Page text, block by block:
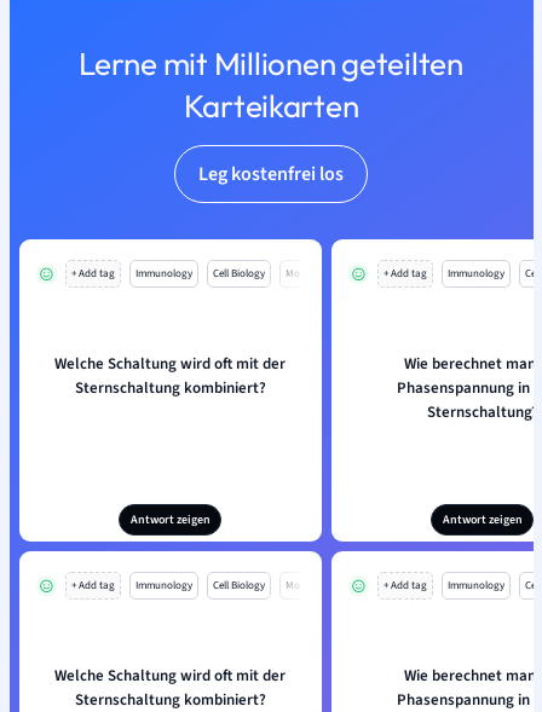
Lerne mit Millionen geteilten
Karteikarten
Leg kostenfrei los
+ Add tag Immunology Cell Biology Mo
Welche Schaltung wird oft mit der
Sternschaltung kombiniert?
Antwort zeigen
+ Add tag Immunology
Wie berechnet man
Phasenspannung in
Sternschaltung?
Antwort zeigen
+ Add tag Immunology Cell Biology Mo
Welche Schaltung wird oft mit der
Sternschaltung kombiniert?
+ Add tag Immunology
Wie berechnet man
Phasenspannung in